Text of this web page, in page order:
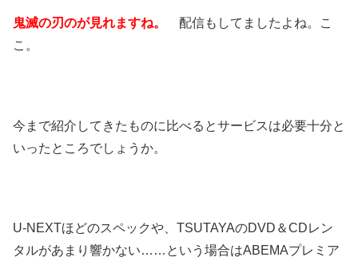
鬼滅の刃のが見れますね。
配信もしてましたよね。こ
こ。
今まで紹介してきたものに比べるとサービスは必要十分と
いったところでしょうか。
U-NEXTほどのスペックや、TSUTAYAのDVD＆CDレン
タルがあまり響かない……という場合はABEMAプレミア